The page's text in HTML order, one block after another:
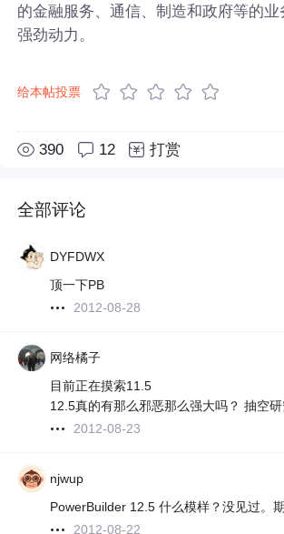
的金融服务、通信、制造和政府等的
强劲动力。
给本帖投票
390 12 打赏
全部评论
DYFDWX
顶一下PB
2012-08-28
网络橘子
目前正在摸索11.5
12.5真的有那么邪恶那么强大吗？ 抽空
2012-08-23
njwup
PowerBuilder 12.5 什么模样？没见过。
2012-08-22